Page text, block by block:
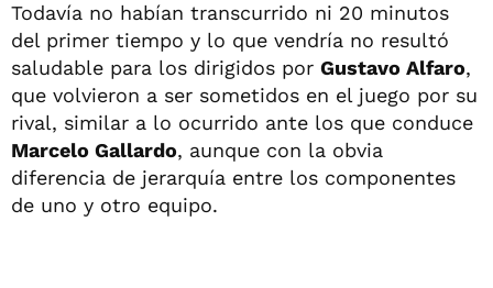
Todavía no habían transcurrido ni 20 minutos
del primer tiempo y lo que vendría no resultó
saludable para los dirigidos por Gustavo Alfaro,
que volvieron a ser sometidos en el juego por su
rival, similar a lo ocurrido ante los que conduce
Marcelo Gallardo, aunque con la obvia
diferencia de jerarquía entre los componentes
de uno y otro equipo.